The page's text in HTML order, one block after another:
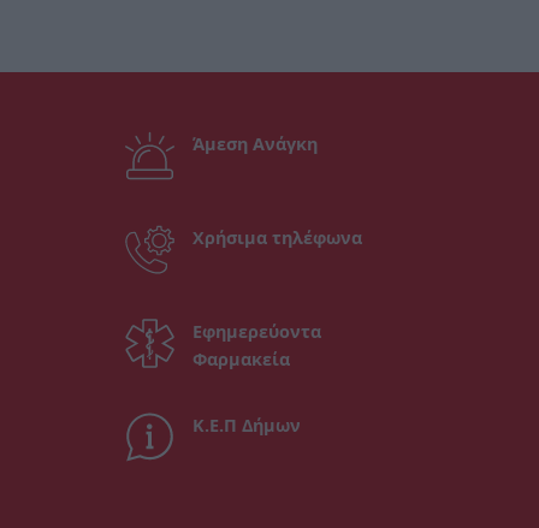
Άμεση Ανάγκη
Χρήσιμα τηλέφωνα
Εφημερεύοντα
Φαρμακεία
Κ.Ε.Π Δήμων